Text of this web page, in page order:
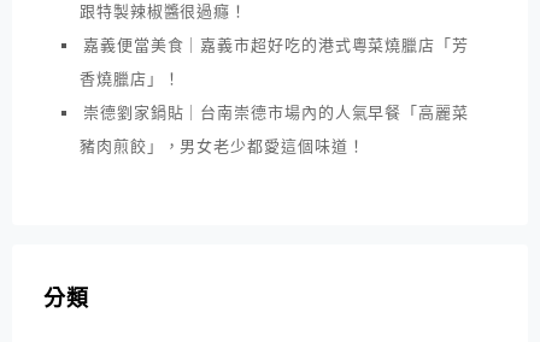
跟特製辣椒醬很過癮！
嘉義便當美食｜嘉義市超好吃的港式粵菜燒臘店「芳
香燒臘店」！
崇德劉家鍋貼｜台南崇德市場內的人氣早餐「高麗菜
豬肉煎餃」，男女老少都愛這個味道！
分類